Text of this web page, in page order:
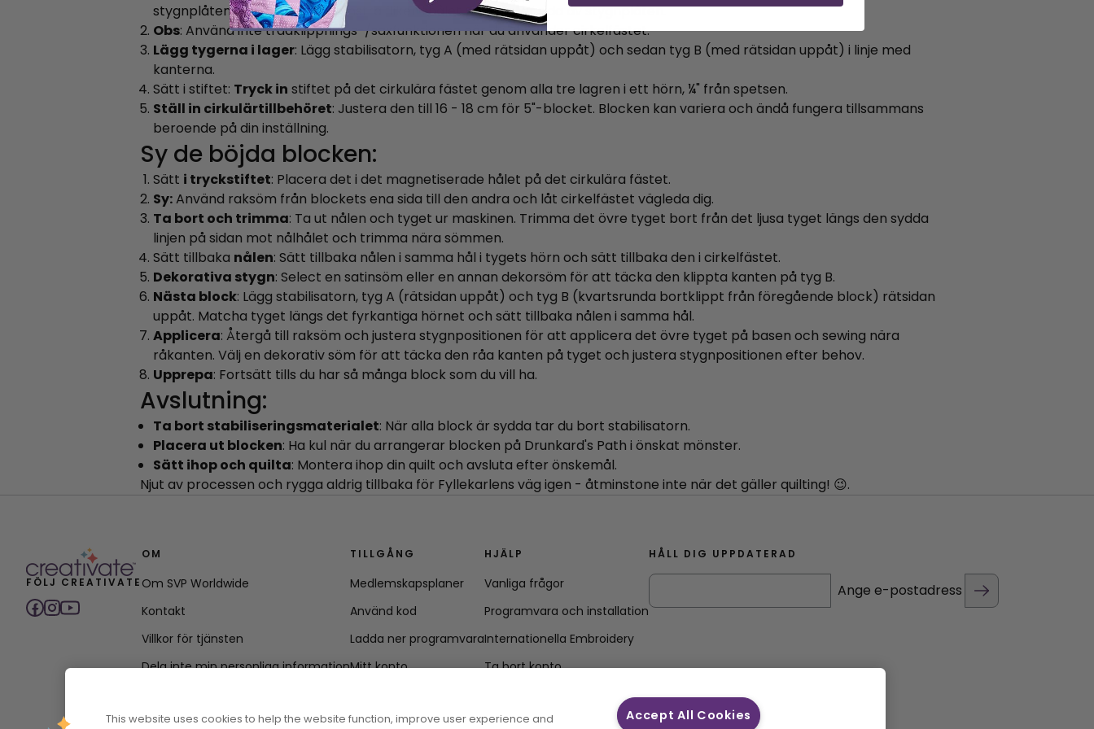
stygnplåten och sedan den vänstra fliken i hålet på vänster sida av stygnplåten.
Obs: Använd inte trådklippnings-/saxfunktionen när du använder cirkelfästet.
Lägg tygerna i lager: Lägg stabilisatorn, tyg A (med rätsidan uppåt) och sedan tyg B (med rätsidan uppåt) i linje med
kanterna.
Sätt i stiftet: Tryck in stiftet på det cirkulära fästet genom alla tre lagren i ett hörn, ¼" från spetsen.
Ställ in cirkulärtillbehöret: Justera den till 16 - 18 cm för 5"-blocket. Blocken kan variera och ändå fungera tillsammans
beroende på din inställning.
Sy de böjda blocken:
Sätt i tryckstiftet: Placera det i det magnetiserade hålet på det cirkulära fästet.
Sy:Använd raksöm från blockets ena sida till den andra och låt cirkelfästet vägleda dig.
Ta bort och trimma: Ta ut nålen och tyget ur maskinen. Trimma det övre tyget bort från det ljusa tyget längs den sydda
linjen på sidan mot nålhålet och trimma nära sömmen.
Sätt tillbaka nålen: Sätt tillbaka nålen i samma hål i tygets hörn och sätt tillbaka den i cirkelfästet.
Dekorativa stygn: Select en satinsöm eller en annan dekorsöm för att täcka den klippta kanten på tyg B.
Nästa block: Lägg stabilisatorn, tyg A (rätsidan uppåt) och tyg B (kvartsrunda bortklippt från föregående block) rätsidan
uppåt. Matcha tyget längs det fyrkantiga hörnet och sätt tillbaka nålen i samma hål.
Applicera: Återgå till raksöm och justera stygnpositionen för att applicera det övre tyget på basen och sewing nära
råkanten. Välj en dekorativ söm för att täcka den råa kanten på tyget och justera stygnpositionen efter behov.
Upprepa: Fortsätt tills du har så många block som du vill ha.
Avslutning:
Ta bort stabiliseringsmaterialet: När alla block är sydda tar du bort stabilisatorn.
Placera ut blocken: Ha kul när du arrangerar blocken på Drunkard's Path i önskat mönster.
Sätt ihop och quilta: Montera ihop din quilt och avsluta efter önskemål.
Njut av processen och rygga aldrig tillbaka för Fyllekarlens väg igen - åtminstone inte när det gäller quilting! 😉.
FÖLJ CREATIVATE
OM
Om SVP Worldwide
Kontakt
Villkor för tjänsten
Dela inte min personliga information
Policy för tillgänglighet
TILLGÅNG
Medlemskapsplaner
Använd kod
Ladda ner programvara
Mitt konto
HJÄLP
Vanliga frågor
Programvara och installation
Internationella Embroidery
Ta bort konto
HÅLL DIG UPPDATERAD
Ange e-postadress
This website uses cookies to help the website function, improve user experience and
Accept All Cookies